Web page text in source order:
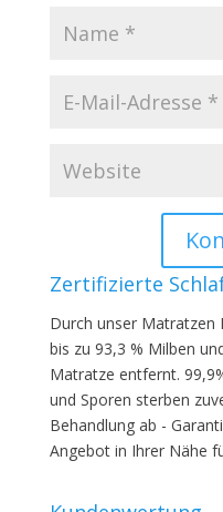
Zertifizierte
Durch unser Matratzen
bis zu 93,3 % Milben
Matratze entfernt.
und Sporen sterben
Behandlung ab -
Angebot in Ihrer Nähe